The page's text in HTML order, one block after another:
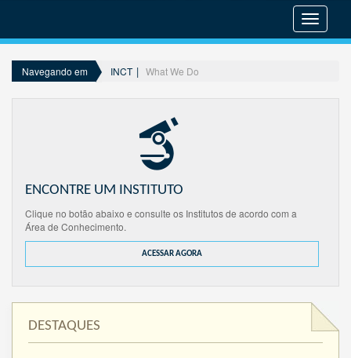
menu
Navegando em INCT What We Do
ENCONTRE UM INSTITUTO
Clique no botão abaixo e consulte os Institutos de acordo com a
Área de Conhecimento.
ACESSAR AGORA
DESTAQUES